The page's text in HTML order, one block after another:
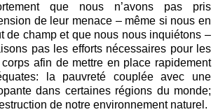
que nous n’avons pas pris
de leur menace – même si nous en
de champ et que nous nous inquiétons –
pas les efforts nécessaires pour les
afin de mettre en place rapidement
la pauvreté couplée avec une
dans certaines régions du monde;
de notre environnement naturel.